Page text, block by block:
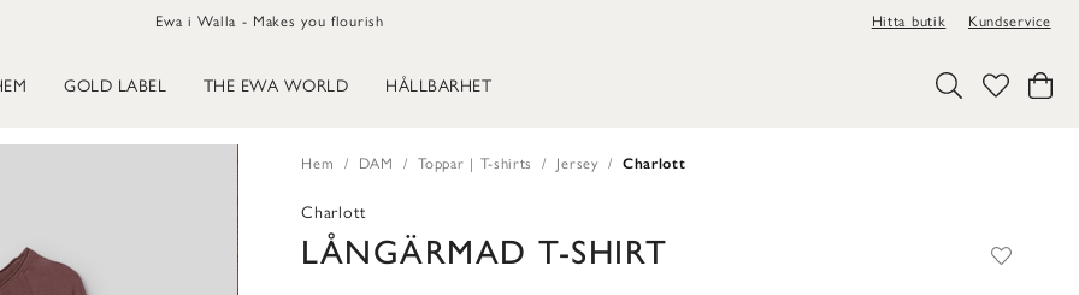
Ewa i Walla - Makes you flourish Hitta butik Kundservice
GOLD LABEL THE EWA WORLD HÅLLBARHET
Hem DAM Toppar | T-shirts Jersey Charlott
Charlott
LÅNGÄRMAD T-SHIRT